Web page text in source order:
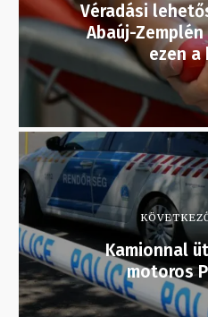
Véradási
Abaúj-
ezen a
Kamionnal
motoros